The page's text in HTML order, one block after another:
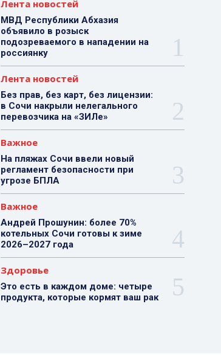
Лента новостей
МВД Республики Абхазия
объявило в розыск
подозреваемого в нападении на
россиянку
Лента новостей
Без прав, без карт, без лицензии:
в Сочи накрыли нелегального
перевозчика на «ЗИЛе»
Важное
На пляжах Сочи ввели новый
регламент безопасности при
угрозе БПЛА
Важное
Андрей Прошунин: более 70%
котельных Сочи готовы к зиме
2026–2027 года
Здоровье
Это есть в каждом доме: четыре
продукта, которые кормят ваш рак